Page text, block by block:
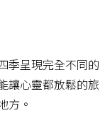
呈現完全不同
讓心靈都放鬆的
方。